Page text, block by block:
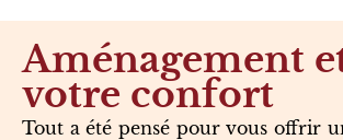
Aménagement
votre confort
Tout a été pensé pour vous offrir